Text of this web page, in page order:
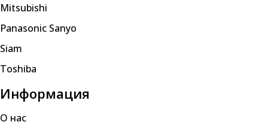
Mitsubishi
Panasonic Sanyo
Siam
Toshiba
Информация
О нас